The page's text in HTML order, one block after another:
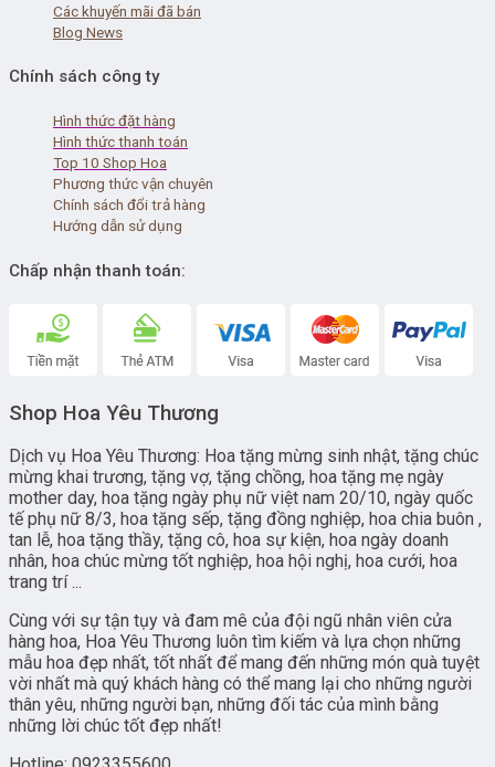
Các khuyến mãi đã bán
Blog News
Chính sách công ty
Hình thức đặt hàng
Hình thức thanh toán
Top 10 Shop Hoa
Phương thức vận chuyên
Chính sách đổi trả hàng
Hướng dẫn sử dụng
Chấp nhận thanh toán:
Shop Hoa Yêu Thương
Dịch vụ Hoa Yêu Thương: Hoa tặng mừng sinh nhật, tặng chúc
mừng khai trương, tặng vợ, tặng chồng, hoa tặng mẹ ngày
mother day, hoa tặng ngày phụ nữ việt nam 20/10, ngày quốc
tế phụ nữ 8/3, hoa tặng sếp, tặng đồng nghiệp, hoa chia buôn ,
tan lễ, hoa tặng thầy, tặng cô, hoa sự kiện, hoa ngày doanh
nhân, hoa chúc mừng tốt nghiệp, hoa hội nghị, hoa cưới, hoa
trang trí ...
Cùng với sự tận tụy và đam mê của đội ngũ nhân viên cửa
hàng hoa, Hoa Yêu Thương luôn tìm kiếm và lựa chọn những
mẫu hoa đẹp nhất, tốt nhất để mang đến những món quà tuyệt
vời nhất mà quý khách hàng có thể mang lại cho những người
thân yêu, những người bạn, những đối tác của mình bằng
những lời chúc tốt đẹp nhất!